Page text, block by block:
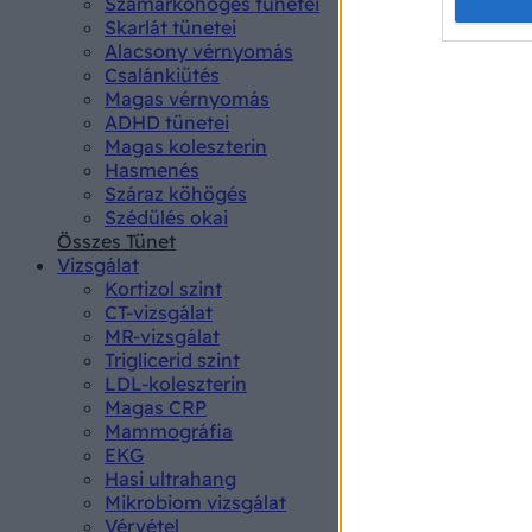
Skarlát tünetei
Alacsony vérnyomás
Csalánkiütés
Magas vérnyomás
ADHD tünetei
Magas koleszterin
Hasmenés
Száraz köhögés
Szédülés okai
Összes Tünet
Vizsgálat
Kortizol szint
CT-vizsgálat
MR-vizsgálat
Triglicerid szint
LDL-koleszterin
Magas CRP
Mammográfia
EKG
Hasi ultrahang
Mikrobiom vizsgálat
Vérvétel